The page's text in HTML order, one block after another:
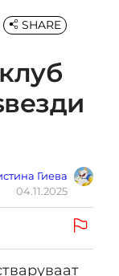
Гиева
04.11.2025
SHARE